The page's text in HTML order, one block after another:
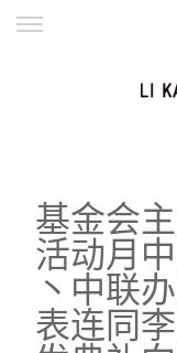
並肩同行
基金会
活动月
丶中联
表连同